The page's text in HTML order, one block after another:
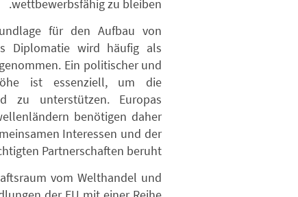
wettbewerbsfähig zu bleiben.
für den Aufbau von
Diplomatie wird häufig als
Ein politischer und
ist essenziell, um die
zu unterstützen. Europas
benötigen daher
Interessen und der
Partnerschaften beruht.
vom Welthandel und